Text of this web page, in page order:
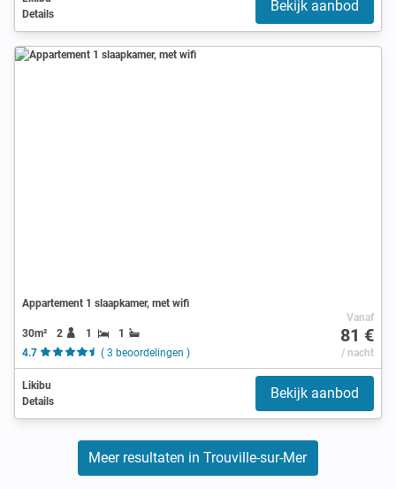
Details
Bekijk aanbod
Appartement 1 slaapkamer, met wifi
30m² 2 1
1
4.7
( 3 beoordelingen )
Vanaf
81 €
/ nacht
Likibu
Details
Bekijk aanbod
Meer resultaten in Trouville-sur-Mer